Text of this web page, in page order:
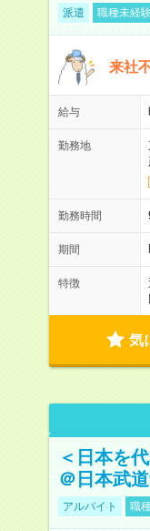
派遣 職種未経
来社
給与
勤務地
勤務時間
期間
特徴
気
＜日本を
＠日本武
アルバイト 職